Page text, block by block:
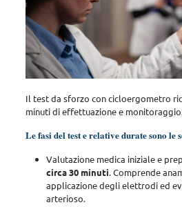
Il test da sforzo con cicloergometro
minutidi effettuazione e
Le fasi del test e relative durate sono le
Valutazione medica iniziale e
circa 30 minuti. Comprende
applicazione degli elettrodi ed
arterioso.